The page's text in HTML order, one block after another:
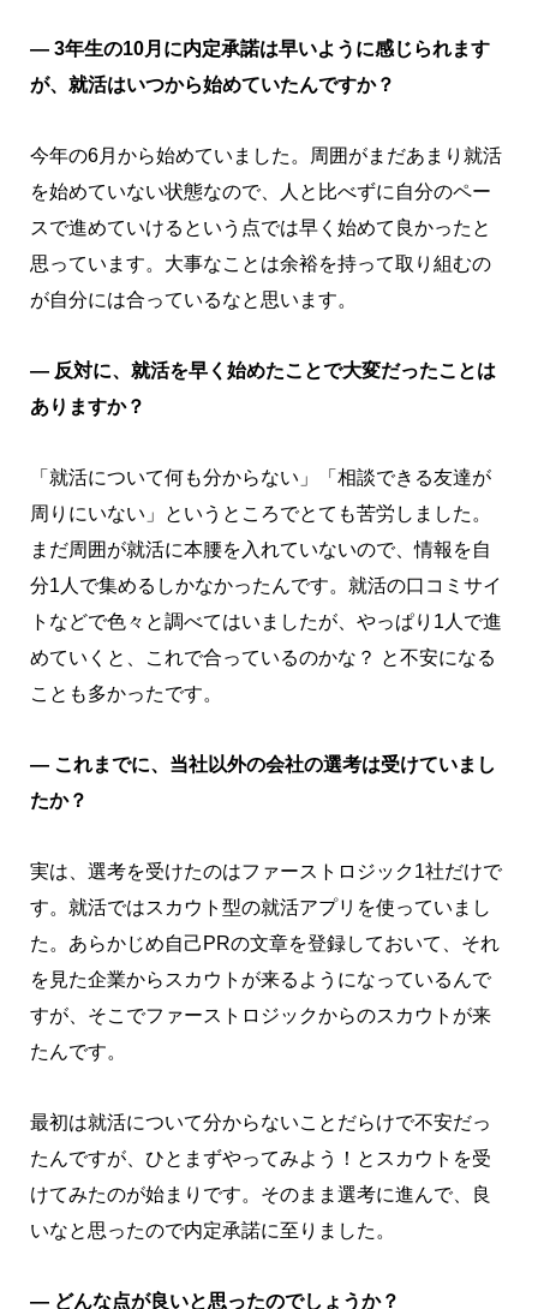
― 3年生の10月に内定承諾は早いように感じられます
が、就活はいつから始めていたんですか？
今年の6月から始めていました。周囲がまだあまり就活
を始めていない状態なので、人と比べずに自分のペー
スで進めていけるという点では早く始めて良かったと
思っています。大事なことは余裕を持って取り組むの
が自分には合っているなと思います。
― 反対に、就活を早く始めたことで大変だったことは
ありますか？
「就活について何も分からない」「相談できる友達が
周りにいない」というところでとても苦労しました。
まだ周囲が就活に本腰を入れていないので、情報を自
分1人で集めるしかなかったんです。就活の口コミサイ
トなどで色々と調べてはいましたが、やっぱり1人で進
めていくと、これで合っているのかな？ と不安になる
ことも多かったです。
― これまでに、当社以外の会社の選考は受けていまし
たか？
実は、選考を受けたのはファーストロジック1社だけで
す。就活ではスカウト型の就活アプリを使っていまし
た。あらかじめ自己PRの文章を登録しておいて、それ
を見た企業からスカウトが来るようになっているんで
すが、そこでファーストロジックからのスカウトが来
たんです。
最初は就活について分からないことだらけで不安だっ
たんですが、ひとまずやってみよう！とスカウトを受
けてみたのが始まりです。そのまま選考に進んで、良
いなと思ったので内定承諾に至りました。
― どんな点が良いと思ったのでしょうか？